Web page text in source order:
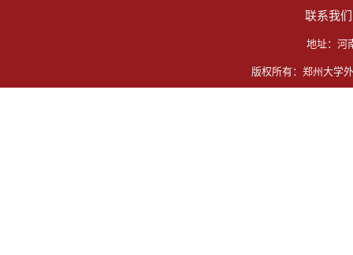
联系我们
地址：河
版权所有：郑州大学